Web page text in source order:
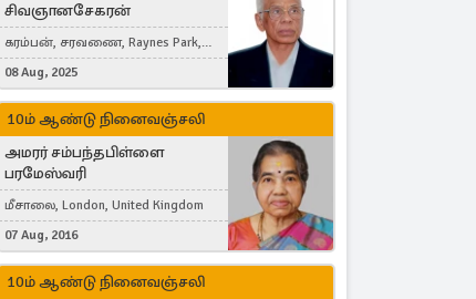
சிவஞானசேகரன்
கரம்பன், சரவணை, Raynes Park,
London, United Kingdom
08 Aug, 2025
10ம் ஆண்டு நினைவஞ்சலி
அமரர் சம்பந்தபிள்ளை
பரமேஸ்வரி
மீசாலை, London, United Kingdom
07 Aug, 2016
10ம் ஆண்டு நினைவஞ்சலி